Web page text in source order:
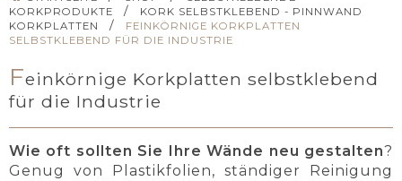
KORKPRODUKTE
/
KORK SELBSTKLEBEND - PINNWAND
KORKPLATTEN
/
FEINKÖRNIGE KORKPLATTEN
SELBSTKLEBEND FÜR DIE INDUSTRIE
Feinkörnige Korkplatten selbstklebend
für die Industrie
Wie oft sollten Sie Ihre Wände neu gestalten?
Genug von Plastikfolien, ständiger Reinigung